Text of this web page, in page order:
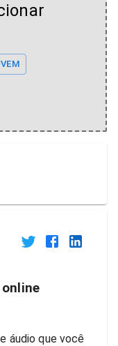
áudio que você